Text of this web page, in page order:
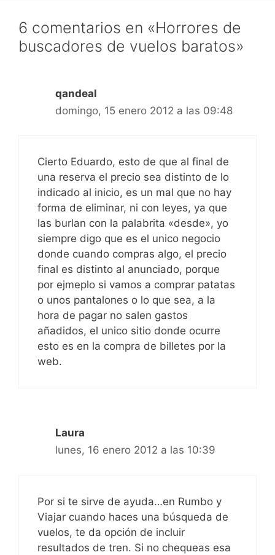
6 comentarios en «Horrores de
buscadores de vuelos baratos»
qandeal
domingo, 15 enero 2012 a las 09:48
Cierto Eduardo, esto de que al final de
una reserva el precio sea distinto de lo
indicado al inicio, es un mal que no hay
forma de eliminar, ni con leyes, ya que
las burlan con la palabrita «desde», yo
siempre digo que es el unico negocio
donde cuando compras algo, el precio
final es distinto al anunciado, porque
por ejmeplo si vamos a comprar patatas
o unos pantalones o lo que sea, a la
hora de pagar no salen gastos
añadidos, el unico sitio donde ocurre
esto es en la compra de billetes por la
web.
Laura
lunes, 16 enero 2012 a las 10:39
Por si te sirve de ayuda…en Rumbo y
Viajar cuando haces una búsqueda de
vuelos, te da opción de incluir
resultados de tren. Si no chequeas esa